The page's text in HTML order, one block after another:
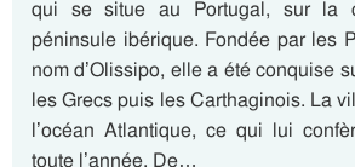
qui se situe au Portugal, sur la
péninsule ibérique. Fondée par les
nom d’Olissipo, elle a été conquise
les Grecs puis les Carthaginois. La
l’océan Atlantique, ce qui lui
toute l’année. De…